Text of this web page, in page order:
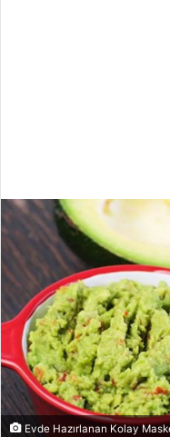
Evde Hazırlanan Kolay